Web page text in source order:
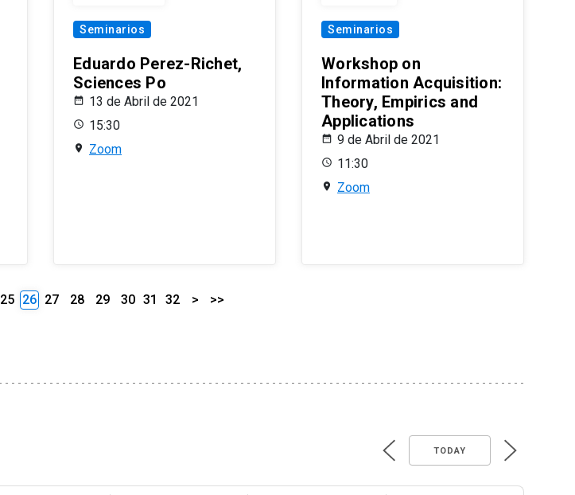
Seminarios
Eduardo Perez-Richet,
Sciences Po
13 de Abril de 2021
15:30
Zoom
Seminarios
Workshop on
Information Acquisition:
Theory, Empirics and
Applications
9 de Abril de 2021
11:30
Zoom
25 26 27 28 29 30 31 32 > >>
TODAY